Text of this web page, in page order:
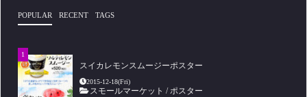
POPULAR RECENT TAGS
スイカレモンスムージーポスター
2015-12-18(Fri)
スモールマーケット /ポスター